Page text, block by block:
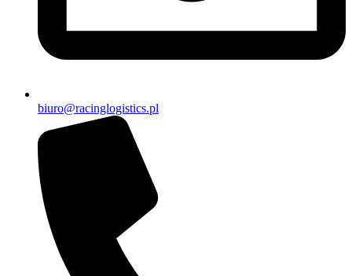
biuro@racinglogistics.pl